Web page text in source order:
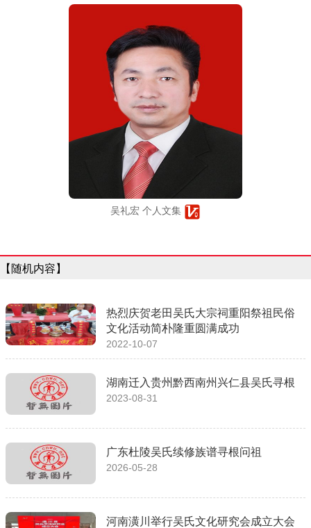
吴礼宏 个人文集
【随机内容】
热烈庆贺老田吴氏大宗祠重阳祭祖民俗
文化活动简朴隆重圆满成功
2022-10-07
湖南迁入贵州黔西南州兴仁县吴氏寻根
2023-08-31
广东杜陵吴氏续修族谱寻根问祖
2026-05-28
河南潢川举行吴氏文化研究会成立大会